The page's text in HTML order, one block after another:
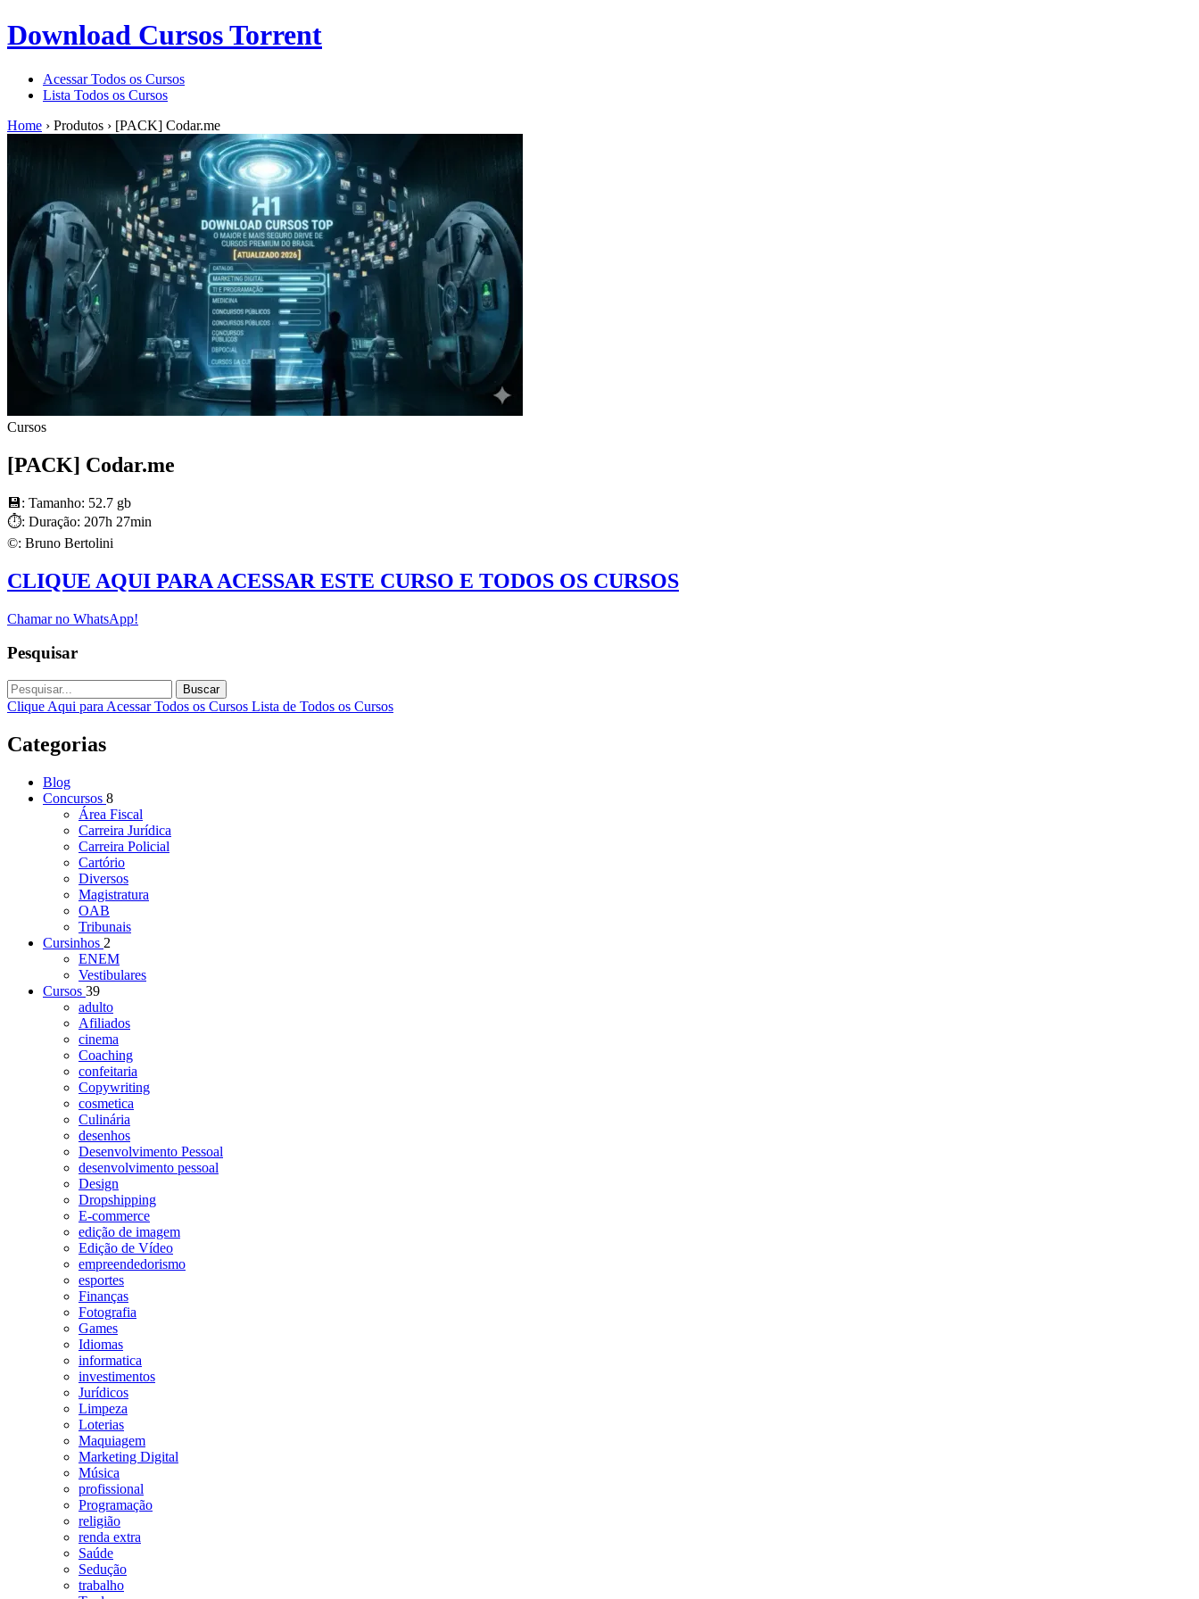
Download Cursos Torrent
Acessar Todos os Cursos
Lista Todos os Cursos
Home › Produtos › [PACK] Codar.me
Cursos
[PACK] Codar.me
💾: Tamanho: 52.7 gb
⏱: Duração: 207h 27min
©️: Bruno Bertolini
CLIQUE AQUI PARA ACESSAR ESTE CURSO E TODOS OS CURSOS
Chamar no WhatsApp!
Pesquisar
Buscar
Clique Aqui para Acessar Todos os Cursos Lista de Todos os Cursos
Categorias
Blog
Concursos 8
Área Fiscal
Carreira Jurídica
Carreira Policial
Cartório
Diversos
Magistratura
OAB
Tribunais
Cursinhos 2
ENEM
Vestibulares
Cursos 39
adulto
Afiliados
cinema
Coaching
confeitaria
Copywriting
cosmetica
Culinária
desenhos
Desenvolvimento Pessoal
desenvolvimento pessoal
Design
Dropshipping
E-commerce
edição de imagem
Edição de Vídeo
empreendedorismo
esportes
Finanças
Fotografia
Games
Idiomas
informatica
investimentos
Jurídicos
Limpeza
Loterias
Maquiagem
Marketing Digital
Música
profissional
Programação
religião
renda extra
Saúde
Sedução
trabalho